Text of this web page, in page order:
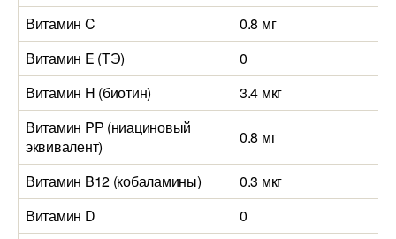
Витамин C
0.8 мг
Витамин E (ТЭ)
0
Витамин H (биотин)
3.4 мкг
Витамин PP (ниациновый
эквивалент)
0.8 мг
Витамин B12 (кобаламины)
0.3 мкг
Витамин D
0